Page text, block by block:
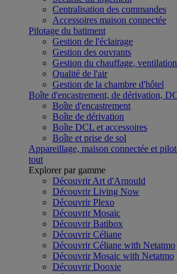
Centralisation des commandes
Accessoires maison connectée
Pilotage du batiment
Gestion de l'éclairage
Gestion des ouvrants
Gestion du chauffage,
Qualité de l'air
Gestion de la chambre d'hôtel
Boîte d'encastrement, de dérivation,
Boîte d'encastrement
Boîte de dérivation
Boîte DCL et accessoires
Boîte et prise de sol
Appareillage, maison connectée et
tout
Explorer par gamme
Découvrir Art d'Arnould
Découvrir Living Now
Découvrir Plexo
Découvrir Mosaic
Découvrir Batibox
Découvrir Céliane
Découvrir Céliane with Netatmo
Découvrir Mosaic with Netatmo
Découvrir Dooxie